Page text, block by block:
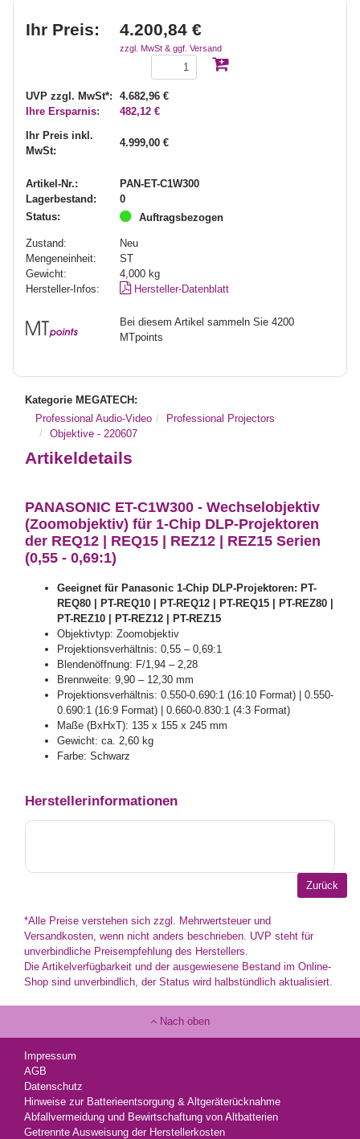
Ihr Preis: 4.200,84 €
zzgl. MwSt & ggf. Versand
UVP zzgl. MwSt*:
4.682,96 €
Ihre Ersparnis:
482,12 €
Ihr Preis inkl.
MwSt:
4.999,00 €
Artikel-Nr.:
PAN-ET-C1W300
Lagerbestand:
0
Status:
Auftragsbezogen
Zustand:
Neu
Mengeneinheit:
ST
Gewicht:
4,000 kg
Hersteller-Infos:
Hersteller-Datenblatt
Bei diesem Artikel sammeln Sie 4200
MTpoints
Kategorie MEGATECH:
Professional Audio-Video
Professional Projectors
Objektive - 220607
Artikeldetails
PANASONIC ET-C1W300 - Wechselobjektiv
(Zoomobjektiv) für 1-Chip DLP-Projektoren
der REQ12 | REQ15 | REZ12 | REZ15 Serien
(0,55 - 0,69:1)
Geeignet für Panasonic 1-Chip DLP-Projektoren: PT-
REQ80 | PT-REQ10 | PT-REQ12 | PT-REQ15 | PT-REZ80 |
PT-REZ10 | PT-REZ12 | PT-REZ15
Objektivtyp: Zoomobjektiv
Projektionsverhältnis: 0,55 – 0,69:1
Blendenöffnung: F/1,94 – 2,28
Brennweite: 9,90 – 12,30 mm
Projektionsverhältnis: 0.550-0.690:1 (16:10 Format) | 0.550-
0.690:1 (16:9 Format) | 0.660-0.830:1 (4:3 Format)
Maße (BxHxT): 135 x 155 x 245 mm
Gewicht: ca. 2,60 kg
Farbe: Schwarz
Herstellerinformationen
*Alle Preise verstehen sich zzgl. Mehrwertsteuer und
Versandkosten, wenn nicht anders beschrieben. UVP steht für
unverbindliche Preisempfehlung des Herstellers.
Die Artikelverfügbarkeit und der ausgewiesene Bestand im Online-
Shop sind unverbindlich, der Status wird halbstündlich aktualisiert.
Nach oben
Impressum
AGB
Datenschutz
Hinweise zur Batterieentsorgung & Altgeräterücknahme
Abfallvermeidung und Bewirtschaftung von Altbatterien
Getrennte Ausweisung der Herstellerkosten